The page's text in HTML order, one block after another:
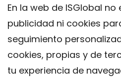
En la web de ISGlobal
publicidad ni cookies
seguimiento
cookies, propias y de
tu experiencia de